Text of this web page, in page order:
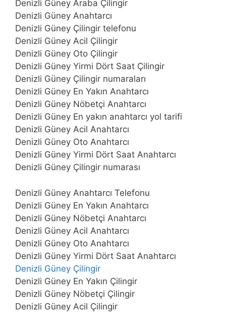
Denizli Güney Araba Çilingir
Denizli Güney Anahtarcı
Denizli Güney Çilingir telefonu
Denizli Güney Acil Çilingir
Denizli Güney Oto Çilingir
Denizli Güney Yirmi Dört Saat Çilingir
Denizli Güney Çilingir numaraları
Denizli Güney En Yakın Anahtarcı
Denizli Güney Nöbetçi Anahtarcı
Denizli Güney En yakın anahtarcı yol tarifi
Denizli Güney Acil Anahtarcı
Denizli Güney Oto Anahtarcı
Denizli Güney Yirmi Dört Saat Anahtarcı
Denizli Güney Çilingir numarası
Denizli Güney Anahtarcı Telefonu
Denizli Güney En Yakın Anahtarcı
Denizli Güney Nöbetçi Anahtarcı
Denizli Güney Acil Anahtarcı
Denizli Güney Oto Anahtarcı
Denizli Güney Yirmi Dört Saat Anahtarcı
Denizli Güney Çilingir
Denizli Güney En Yakın Çilingir
Denizli Güney Nöbetçi Çilingir
Denizli Güney Acil Çilingir